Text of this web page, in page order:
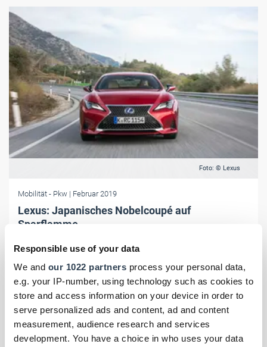
Responsible use of your data
We and our 1022 partners process your personal data,
e.g. your IP-number, using technology such as cookies to
store and access information on your device in order to
serve personalized ads and content, ad and content
measurement, audience research and services
development. You have a choice in who uses your data
Foto: © Lexus
Mobilität - Pkw | Februar 2019
Lexus: Japanisches Nobelcoupé auf
Sparflamme
optischen Retuschen und mehr Fahrdynamik gibt es den flachen
Japaner jetzt nur noch als Hybriden.